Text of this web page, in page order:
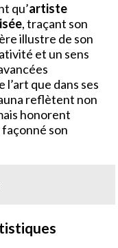
qu’artiste
, traçant son
illustre de son
et un sens
que dans ses
reflètent non
honorent
façonné son